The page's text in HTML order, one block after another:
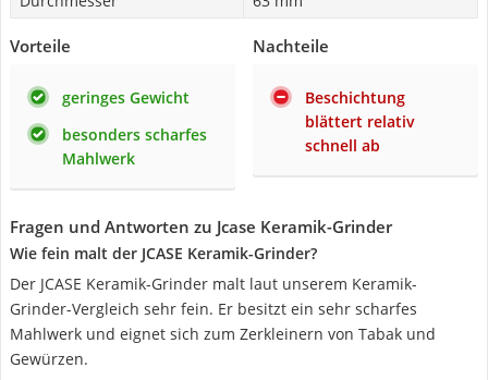
Vorteile
geringes Gewicht
besonders scharfes
Mahlwerk
Nachteile
Beschichtung
blättert relativ
schnell ab
Fragen und Antworten zu Jcase Keramik-Grinder
Wie fein malt der JCASE Keramik-Grinder?
Der JCASE Keramik-Grinder malt laut unserem Keramik-
Grinder-Vergleich sehr fein. Er besitzt ein sehr scharfes
Mahlwerk und eignet sich zum Zerkleinern von Tabak und
Gewürzen.